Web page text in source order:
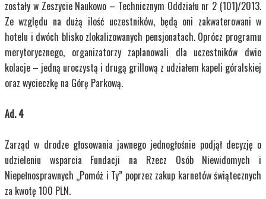
zostały w Zeszycie Naukowo – Technicznym Oddziału nr 2 (101)/2013.
Ze względu na dużą ilość uczestników, będą oni zakwaterowani w
hotelu i dwóch blisko zlokalizowanych pensjonatach. Oprócz programu
merytorycznego, organizatorzy zaplanowali dla uczestników dwie
kolacje – jedną uroczystą i drugą grillową z udziałem kapeli góralskiej
oraz wycieczkę na Górę Parkową.
Ad. 4
Zarząd w drodze głosowania jawnego jednogłośnie podjął decyzję o
udzieleniu wsparcia Fundacji na Rzecz Osób Niewidomych i
Niepełnosprawnych „Pomóż i Ty” poprzez zakup karnetów świątecznych
za kwotę 100 PLN.